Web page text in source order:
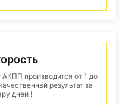
производится от 1 до
результат за
дней !